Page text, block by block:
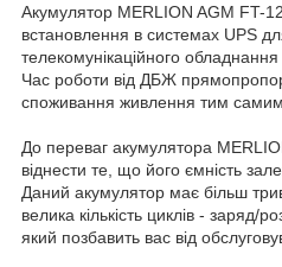
Акумулятор MERLION AGM FT-
встановлення в системах UPS
телекомунікаційного
Час роботи від ДБЖ
споживання живлення тим
До переваг акумулятора
віднести те, що його ємність
Даний акумулятор має більш
велика кількість циклів - заряд/
який позбавить вас від